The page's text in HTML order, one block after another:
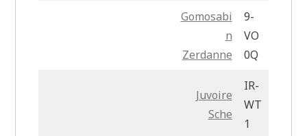
Gomosabi
n
Zerdanne
9-
VO
0Q
Juvoire
Sche
IR-
WT
1